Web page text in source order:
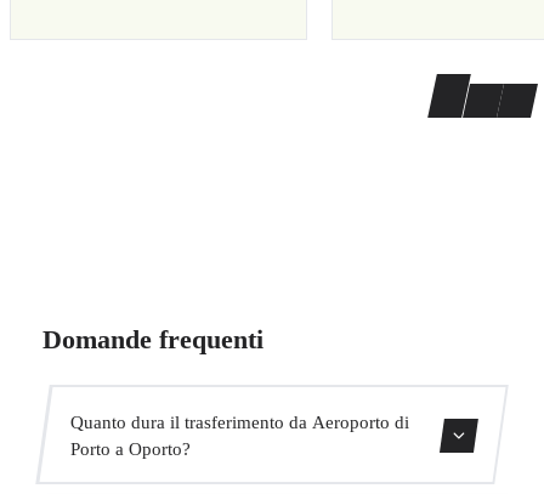
Domande frequenti
Quanto dura il trasferimento da Aeroporto di
Porto a Oporto?